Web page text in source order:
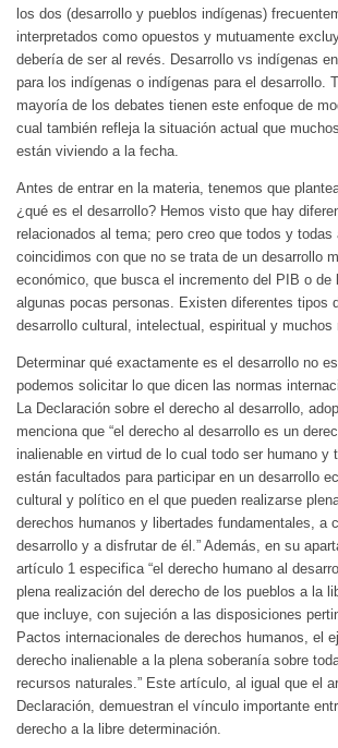
los dos (desarrollo y pueblos indígenas)
interpretados como opuestos y mutuamente
debería de ser al revés. Desarrollo vs indígenas
para los indígenas o indígenas para el desarrollo.
mayoría de los debates tienen este enfoque de
cual también refleja la situación actual que
están viviendo a la fecha.
Antes de entrar en la materia, tenemos que
¿qué es el desarrollo? Hemos visto que hay
relacionados al tema; pero creo que todos y todas
coincidimos con que no se trata de un desarrollo
económico, que busca el incremento del PIB o de
algunas pocas personas. Existen diferentes tipos
desarrollo cultural, intelectual, espiritual y muchos
Determinar qué exactamente es el desarrollo no
podemos solicitar lo que dicen las normas
La Declaración sobre el derecho al desarrollo,
menciona que “el derecho al desarrollo es un
inalienable en virtud de lo cual todo ser humano y
están facultados para participar en un desarrollo
cultural y político en el que pueden realizarse
derechos humanos y libertades fundamentales, a
desarrollo y a disfrutar de él.” Además, en su
artículo 1 especifica “el derecho humano al
plena realización del derecho de los pueblos a la
que incluye, con sujeción a las disposiciones
Pactos internacionales de derechos humanos, el
derecho inalienable a la plena soberanía sobre
recursos naturales.” Este artículo, al igual que el
Declaración, demuestran el vínculo importante
derecho a la libre determinación.